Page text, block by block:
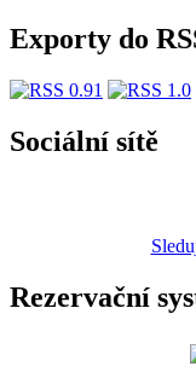
Exporty do
Sociální sítě
Rezervační